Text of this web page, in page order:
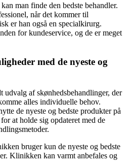
man finde den bedste behandler.
når det kommer til
er han også en specialkirurg.
for kundeservice, og de er meget
med de nyeste og
af skønhedsbehandlinger, der
alles individuelle behov.
de nyeste og bedste produkter på
at holde sig opdateret med de
bruger kun de nyeste og bedste
Klinikken kan varmt anbefales og